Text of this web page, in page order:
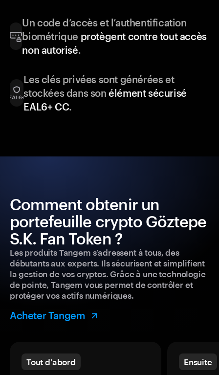
Un code d’accès et l’authentification
biométrique protègent contre tout accès
non autorisé.
Les clés privées sont générées et
stockées dans sonélément sécurisé
EAL6+ CC.
Comment obtenir un
portefeuille crypto Göztepe
S.K. Fan Token ?
Les produits Tangem s’adressent à tous, des
débutants aux experts. Ils sécurisent et simplifient
la gestion de vos cryptos. Grâce à une technologie
de pointe, Tangem vous permet de contrôler et
protéger vos actifs numériques.
Acheter Tangem
Tout d'abord Ensuite